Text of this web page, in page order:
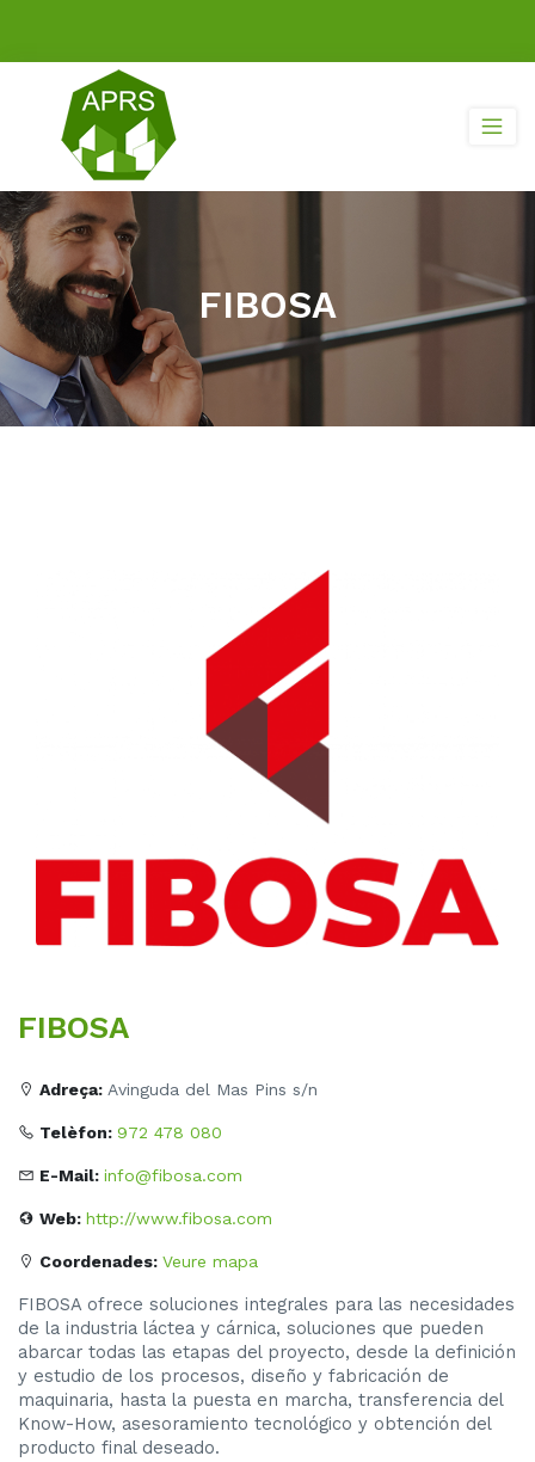
FIBOSA
FIBOSA
Adreça: Avinguda del Mas Pins s/n
Telèfon: 972 478 080
E-Mail: info@fibosa.com
Web: http://www.fibosa.com
Coordenades: Veure mapa
FIBOSA ofrece soluciones integrales para las necesidades
de la industria láctea y cárnica, soluciones que pueden
abarcar todas las etapas del proyecto, desde la definición
y estudio de los procesos, diseño y fabricación de
maquinaria, hasta la puesta en marcha, transferencia del
Know-How, asesoramiento tecnológico y obtención del
producto final deseado.